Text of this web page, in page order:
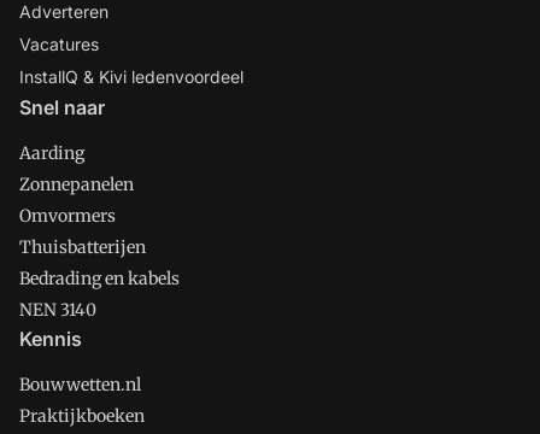
Adverteren
Vacatures
InstallQ & Kivi ledenvoordeel
Snel naar
Aarding
Zonnepanelen
Omvormers
Thuisbatterijen
Bedrading en kabels
NEN 3140
Kennis
Bouwwetten.nl
Praktijkboeken